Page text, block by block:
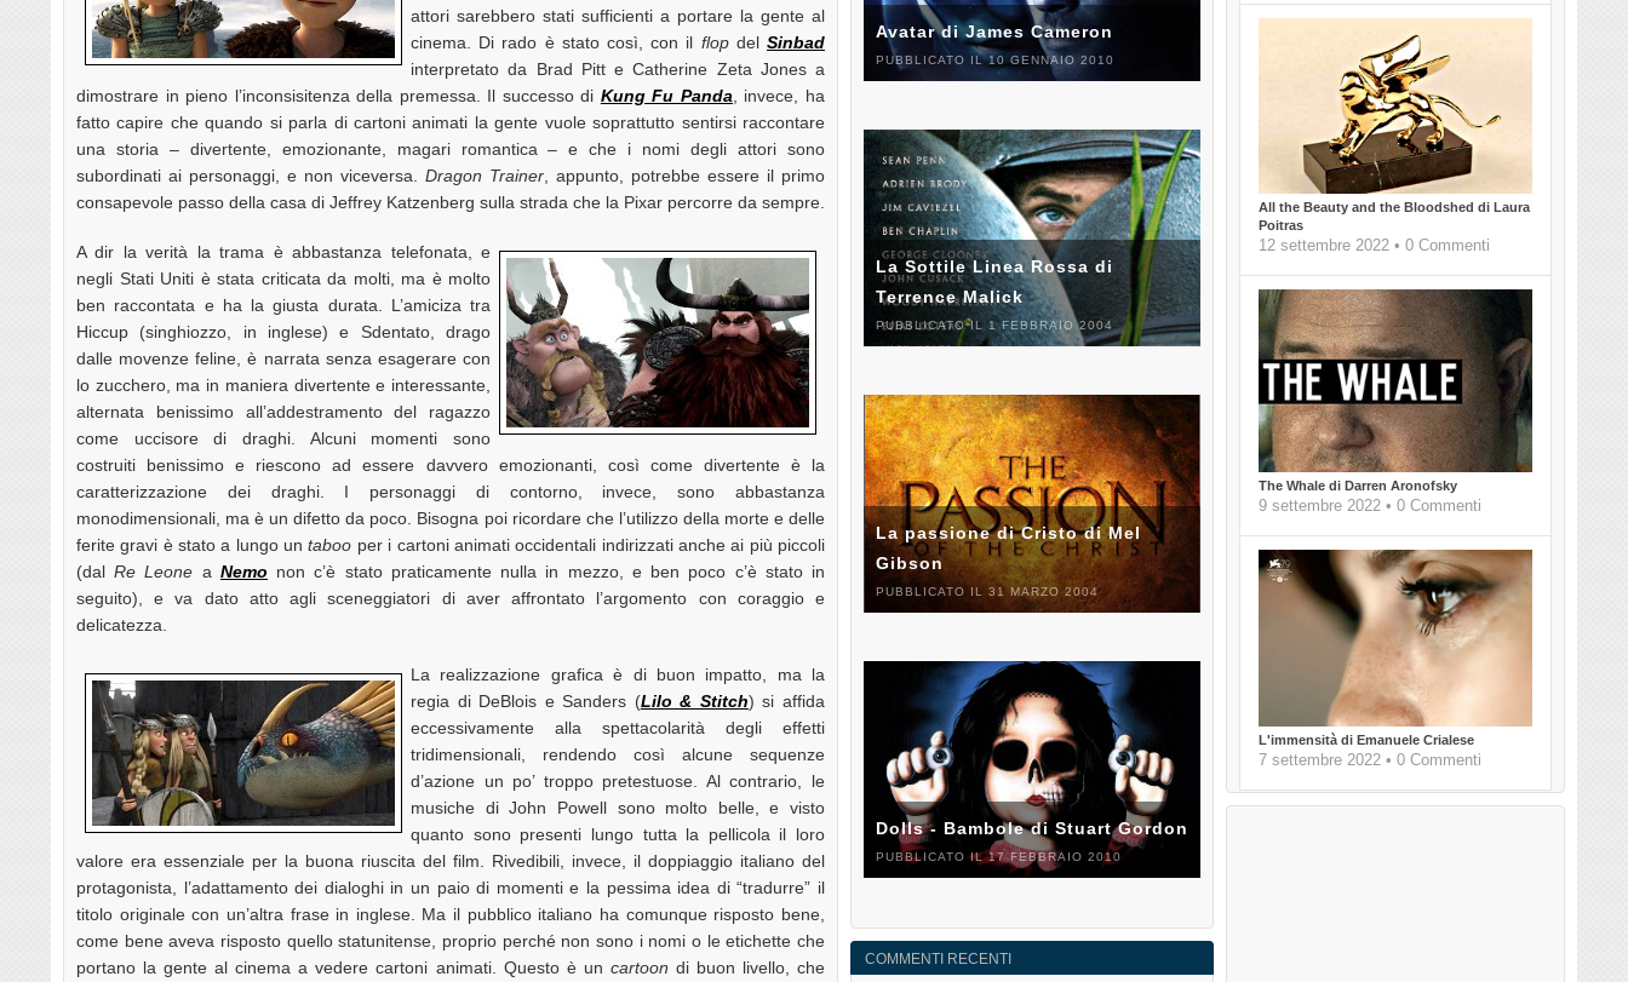
attori sarebbero stati sufficienti a portare la gente al
cinema. Di rado è stato così, con il flopdelSinbad
interpretato da Brad Pitt e Catherine Zeta Jones a
dimostrare in pieno l’inconsisitenza della premessa. Il successo di Kung Fu Panda , invece, ha
fatto capire che quando si parla di cartoni animati la gente vuole soprattutto sentirsi raccontare
una storia – divertente, emozionante, magari romantica – e che i nomi degli attori sono
subordinati ai personaggi, e non viceversa. Dragon Trainer , appunto, potrebbe essere il primo
consapevole passo della casa di Jeffrey Katzenberg sulla strada che la Pixar percorre da sempre.
A dir la verità la trama è abbastanza telefonata, e
negli Stati Uniti è stata criticata da molti, ma è molto
ben raccontata e ha la giusta durata. L’amiciza tra
Hiccup (singhiozzo, in inglese) e Sdentato, drago
dalle movenze feline, è narrata senza esagerare con
lo zucchero, ma in maniera divertente e interessante,
alternata benissimo all’addestramento del ragazzo
come uccisore di draghi. Alcuni momenti sono
costruiti benissimo e riescono ad essere davvero emozionanti, così come divertente è la
caratterizzazione dei draghi. I personaggi di contorno, invece, sono abbastanza
monodimensionali, ma è un difetto da poco. Bisogna poi ricordare che l’utilizzo della morte e delle
ferite gravi è stato a lungo untaboo per i cartoni animati occidentali indirizzati anche ai più piccoli
(dalRe Leone a Nemo non c’è stato praticamente nulla in mezzo, e ben poco c’è stato in
seguito), e va dato atto agli sceneggiatori di aver affrontato l’argomento con coraggio e
delicatezza.
La realizzazione grafica è di buon impatto, ma la
regia di DeBlois e Sanders (Lilo & Stitch) si affida
eccessivamente alla spettacolarità degli effetti
tridimensionali, rendendo così alcune sequenze
d’azione un po’ troppo pretestuose. Al contrario, le
musiche di John Powell sono molto belle, e visto
quanto sono presenti lungo tutta la pellicola il loro
valore era essenziale per la buona riuscita del film. Rivedibili, invece, il doppiaggio italiano del
protagonista, l’adattamento dei dialoghi in un paio di momenti e la pessima idea di “tradurre” il
titolo originale con un’altra frase in inglese. Ma il pubblico italiano ha comunque risposto bene,
come bene aveva risposto quello statunitense, proprio perché non sono i nomi o le etichette che
portano la gente al cinema a vedere cartoni animati. Questo è un cartoon di buon livello, che
All the Beauty and the Bloodshed di Laura
Poitras
12 settembre 2022 • 0 Commenti
The Whale di Darren Aronofsky
9 settembre 2022 • 0 Commenti
L'immensità di Emanuele Crialese
7 settembre 2022 • 0 Commenti
Avatar di James Cameron
PUBBLICATO IL 10 GENNAIO 2010
La Sottile Linea Rossa di
Terrence Malick
PUBBLICATO IL 1 FEBBRAIO 2004
La passione di Cristo di Mel
Gibson
PUBBLICATO IL 31 MARZO 2004
Dolls - Bambole di Stuart Gordon
PUBBLICATO IL 17 FEBBRAIO 2010
COMMENTI RECENTI